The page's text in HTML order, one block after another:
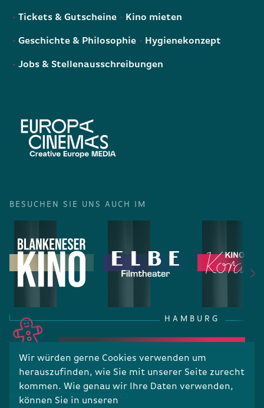
Wir würden gerne Cookies verwenden um
herauszufinden, wie Sie mit unserer Seite zurecht
kommen. Wie genau wir Ihre Daten verwenden,
können Sie in unseren
Tickets & Gutscheine Kino mieten
Geschichte & Philosophie Hygienekonzept
Jobs & Stellenausschreibungen
BESUCHEN SIE UNS AUCH IM
HAMBURG
RECHTLICHES
Impressum Datenschutz